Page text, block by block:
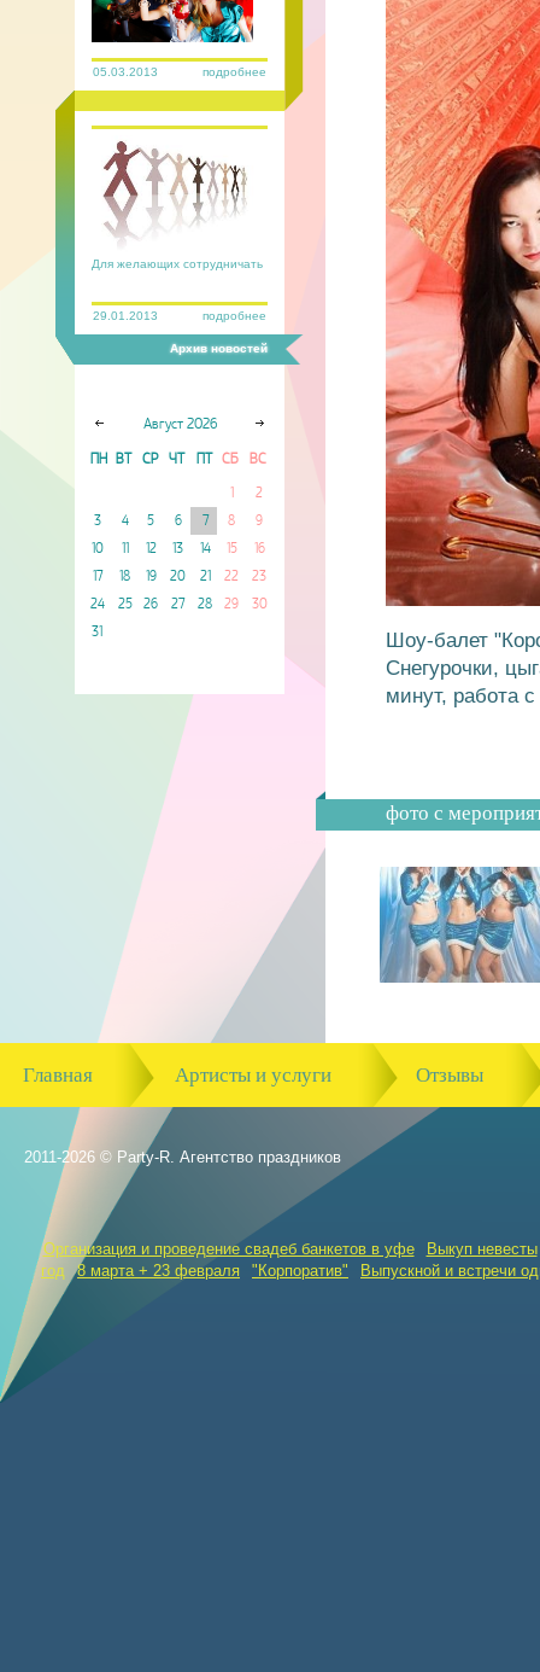
05.03.2013 подробнее
29.01.2013 подробнее
Для желающих сотрудничать
Архив новостей
Август 2026
ПН ВТ СР ЧТ СБ ВС
1
2
3
4 5 6 7 8
9
10
11 12 13 14 15
16
17
18 19 20 21 22
23
24
25 26 27 28 29
30
31
Шоу-балет
Снегурочки,
минут, работа
фото с
Главная Артисты и услуги Отзывы
2011-2026 © Party-R. Агентство праздников
Организация и проведение свадеб банкетов в уфе
Выкуп невесты
год
8 марта + 23 февраля "Корпоратив" Выпускной и встречи